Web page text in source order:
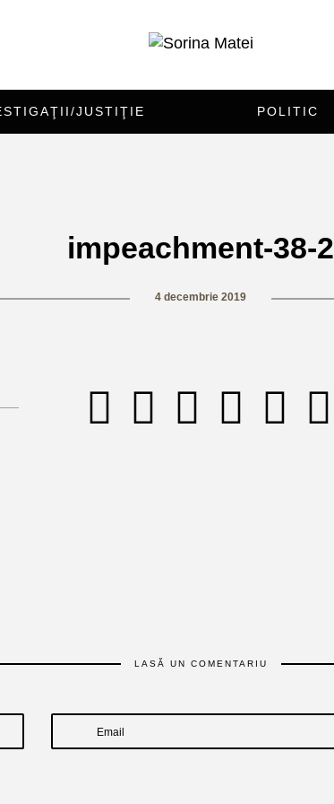
JUSTIŢIE POLITIC
impeachment-38-2
4 decembrie 2019
LASĂ UN COMENTARIU
Email